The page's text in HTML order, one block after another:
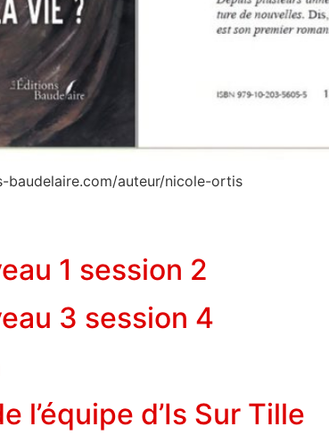
baudelaire.com/auteur/nicole-ortis
1 session 2
3 session 4
l’équipe d’Is Sur Tille